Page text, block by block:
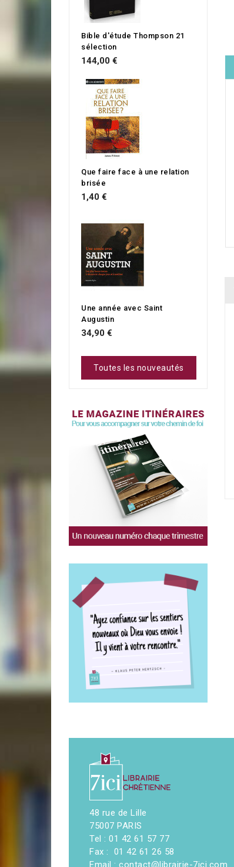
Bible d'étude Thompson 21
sélection
144,00 €
Que faire face à une relation
brisée
1,40 €
Une année avec Saint
Augustin
34,90 €
Toutes les nouveautés
48 rue de Lille
75007 PARIS
Tel : 01 42 61 57 77
Fax : 01 42 61 26 58
Email : contact@librairie-7ici.com